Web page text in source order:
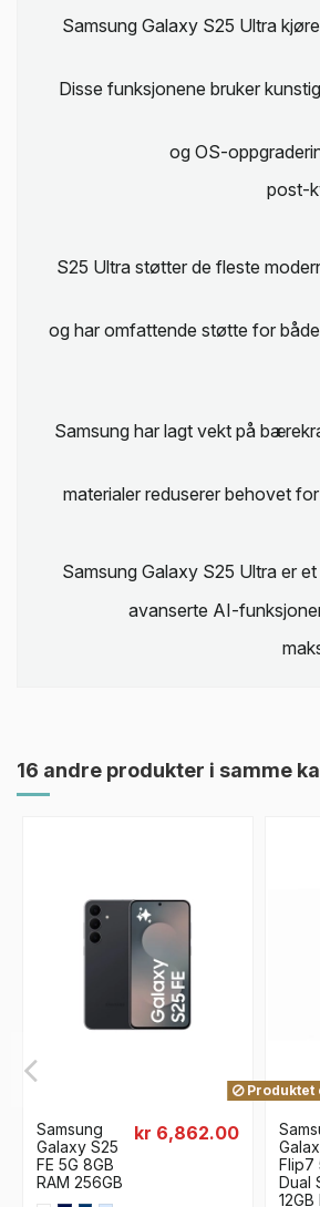
Samsung Galaxy S25 Ultra
Disse funksjonene bruker
og OS-
post-
S25 Ultra støtter de fleste
og har omfattende støtte for
Samsung har lagt vekt på
materialer reduserer behovet
Samsung Galaxy S25 Ultra er
avanserte AI-
16 andre produkter i samme
Samsung
Galaxy S25
FE 5G 8GB
RAM 256GB
kr 6,862.00
Produktet
Flip7
Dual
12GB